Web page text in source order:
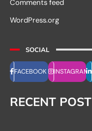
Comments feed
WordPress.org
SOCIAL
FACEBOOK INSTAGRAM
RECENT POST